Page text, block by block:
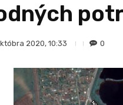
2020, 10:33 0